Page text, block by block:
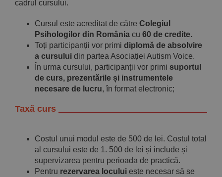
cadrul cursului.
Cursul este acreditat de către Colegiul
Psihologilor din România cu 60 de credite.
Toți participanții vor primi diplomă de absolvire
a cursului din partea Asociației Autism Voice.
În urma cursului, participanții vor primi suportul
de curs, prezentările și instrumentele
necesare de lucru, în format electronic;
Taxă curs
Costul unui modul este de 500 de lei. Costul total
al cursului este de 1. 500 de lei și include și
supervizarea pentru perioada de practică.
Pentru rezervarea locului este necesar să se